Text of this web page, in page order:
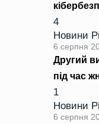
4
Новини
6 серпня
Другий
під час
1
Новини
6 серпня